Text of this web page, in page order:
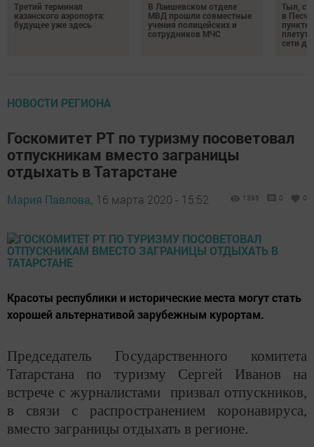
Третий терминал
казанского аэропорта:
будущее уже здесь
В Лаишевском отделе
МВД прошли совместные
учения полицейских и
сотрудников МЧС
Тыл,
в
пункте
плетут
сети
НОВОСТИ РЕГИОНА
Госкомитет РТ по туризму посоветовал
отпускникам вместо заграницы
отдыхать в Татарстане
Мария Павлова, 16 марта 2020 - 15:52 1395 0 0
Красоты республики и исторические места могут стать
хорошей альтернативой зарубежным курортам.
Председатель Государственного комитета
Татарстана по туризму Сергей Иванов на
встрече с журналистами призвал отпускников,
в связи с распространением коронавируса,
вместо заграницы отдыхать в регионе.